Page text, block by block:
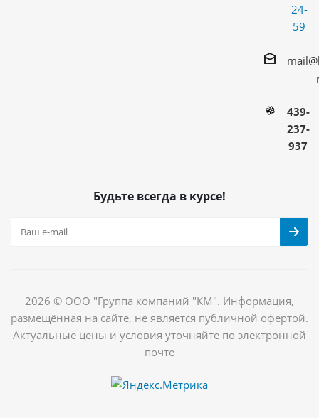
24-
59
439-
237-
937
Будьте всегда в курсе!
2026 © ООО "Группа компаний "КМ". Информация,
размещённая на сайте, не является публичной офертой.
Актуальные цены и условия уточняйте по электронной
почте